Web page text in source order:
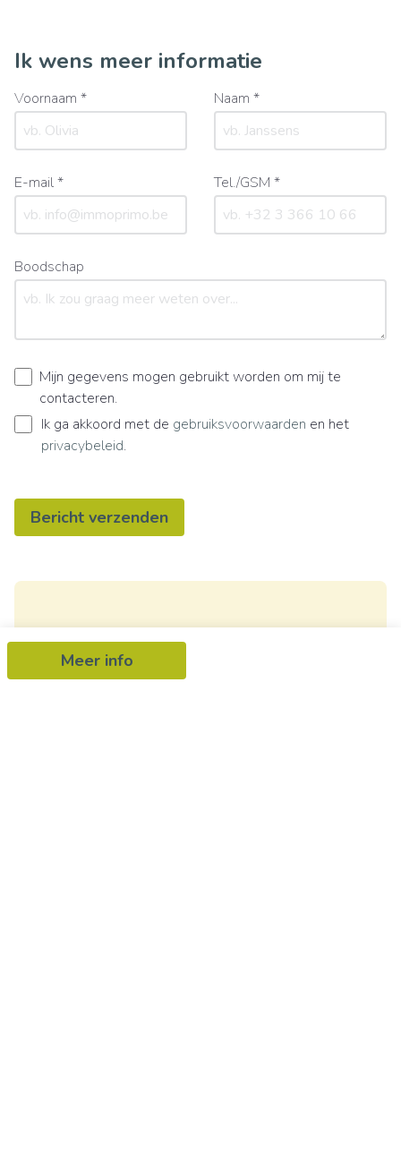
Meer info
Ik wens meer informatie
Voornaam * Naam *
E-mail * Tel./GSM *
Boodschap
Mijn gegevens mogen gebruikt worden om mij te
contacteren.
Ik ga akkoord met de gebruiksvoorwaarden en het
privacybeleid.
Bericht verzenden
Ontvang als eerste het nieuwste
aanbod in je mailbox